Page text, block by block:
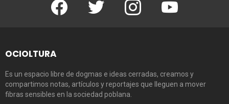
OCIOLTURA
Es un espacio libre de dogmas e ideas cerradas, creamos y
compartimos notas, artículos y reportajes que lleguen a mover
fibras sensibles en la sociedad poblana.